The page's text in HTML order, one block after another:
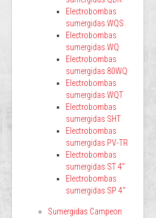
Electrobombas
sumergidas WQS
Electrobombas
sumergidas WQ
Electrobombas
sumergidas 80WQ
Electrobombas
sumergidas WQT
Electrobombas
sumergidas SHT
Electrobombas
sumergidas PV-TR
Electrobombas
sumergidas ST 4"
Electrobombas
sumergidas SP 4"
Sumergidas Campeon